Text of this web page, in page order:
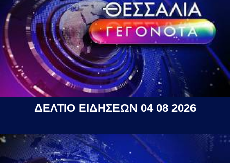
ΔΕΛΤΙΟ ΕΙΔΗΣΕΩΝ 04 08 2026